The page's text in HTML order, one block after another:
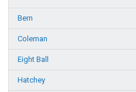
Bern
Coleman
Eight Ball
Hatchey